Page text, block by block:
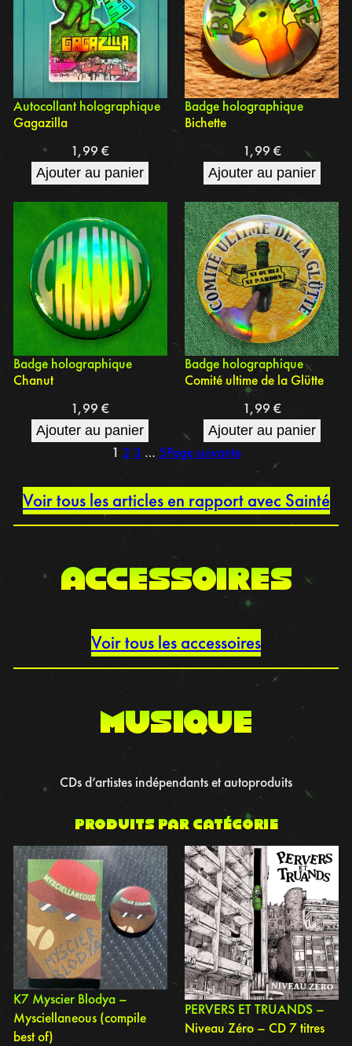
Autocollant holographique
Gagazilla
1,99€
Ajouter au panier
Badge holographique
Bichette
1,99 €
Ajouter au panier
Badge holographique
Chanut
1,99€
Ajouter au panier
Badge holographique
Comité ultime de la Glütte
1,99 €
Ajouter au panier
1 2 3 … 5Page suivante
Voir tous les articles en rapport avec Sainté
accessoires
Voir tous les accessoires
musique
CDs d’artistes indépendants et autoproduits
Produits par catégorie
K7 Myscier Blodya –
Mysciellaneous (compile
best of)
PERVERS ET TRUANDS –
Niveau Zéro – CD 7 titres